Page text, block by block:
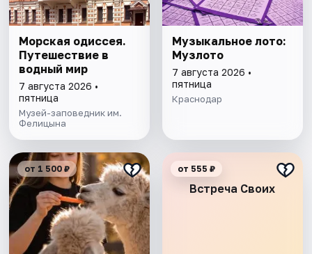
Морская одиссея.
Путешествие в
водный мир
7 августа 2026 •
пятница
Музей-заповедник им.
Фелицына
Музыкальное лото:
Музлото
7 августа 2026 •
пятница
Краснодар
от 1 500 ₽
Встреча Своих
от 555 ₽